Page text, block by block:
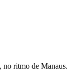
no ritmo de Manaus.